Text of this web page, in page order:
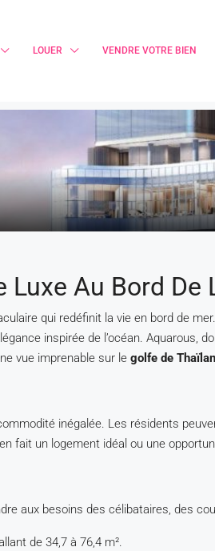
LOUER VENDRE VOTRE BIEN
Au Bord De
qui redéfinit la vie en bord de
inspirée de l’océan. Aquarous,
vue imprenable sur le golfe de
inégalée. Les résidents
fait un logement idéal ou une
aux besoins des célibataires, des
de 34,7 à 76,4 m².